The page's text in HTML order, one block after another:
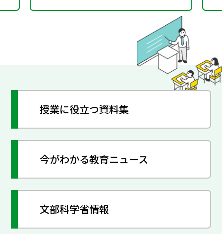
授業に役立つ資料集
今がわかる教育ニュース
文部科学省情報